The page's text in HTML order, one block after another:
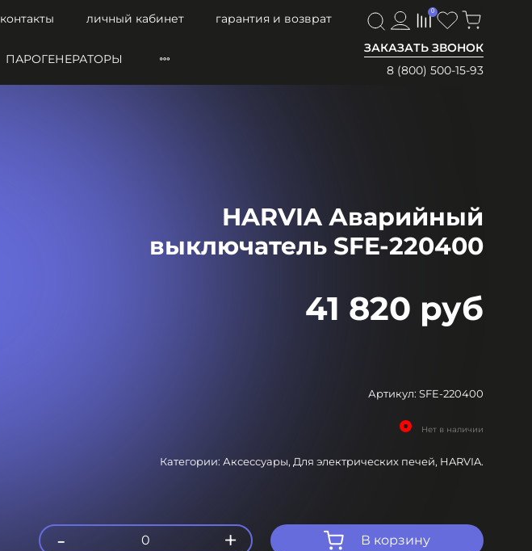
контакты личный кабинет
гарантия и возврат
ЗАКАЗАТЬ ЗВОНОК
8 (800) 500-15-93
0
ПАРОГЕНЕРАТОРЫ
HARVIA Аварийный
выключатель SFE-220400
41 820 руб
Артикул: SFE-220400
Нет в наличии
Категории: Аксессуары, Для электрических печей, HARVIA.
В корзину
- 0 +